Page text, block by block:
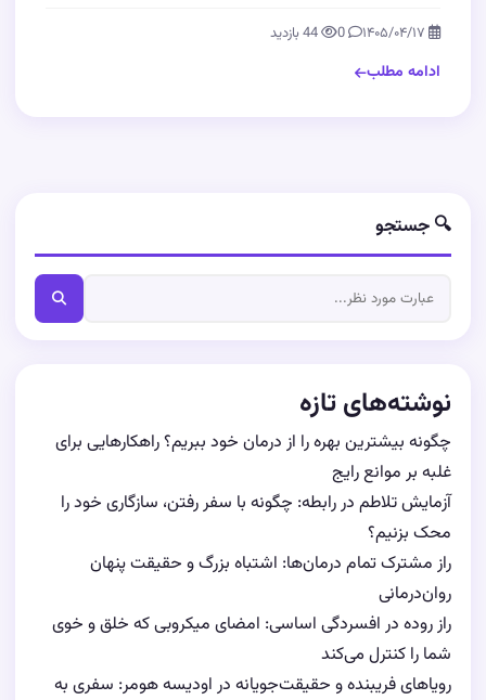
ادامه مطلب
🔍 جستجو
نوشته‌های تازه
چگونه بیشترین بهره را از درمان خود ببریم؟ راهکارهایی برای
غلبه بر موانع رایج
آزمایش تلاطم در رابطه: چگونه با سفر رفتن، سازگاری خود را
محک بزنیم؟
راز مشترک تمام درمان‌ها: اشتباه بزرگ و حقیقت پنهان
روان‌درمانی
راز روده در افسردگی اساسی: امضای میکروبی که خلق و خوی
شما را کنترل می‌کند
رویاهای فریبنده و حقیقت‌جویانه در اودیسه هومر: سفری به